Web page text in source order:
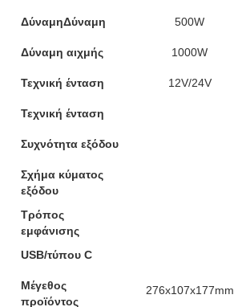
ΔύναμηΔύναμη 500W
Δύναμη αιχμής 1000W
Τεχνική ένταση 12V/24V
Τεχνική ένταση
Συχνότητα εξόδου
Σχήμα κύματος
εξόδου
Τρόπος
εμφάνισης
USB/τύπου C
Μέγεθος
προϊόντος
276x107x177mm